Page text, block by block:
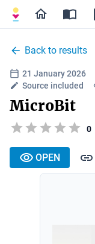
Back to results
21 January 2026
Source included
MicroBit
0
OPEN